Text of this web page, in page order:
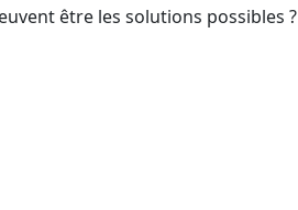
être les solutions possibles ?